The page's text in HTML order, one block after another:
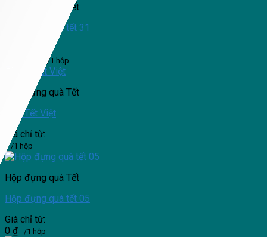
Hộp đựng quà Tết
Hộp đựng quà tết 31
/1 hộp
Hộp đựng quà Tết
Hộp Tết Việt
Giá chỉ từ:
/1 hộp
Hộp đựng quà Tết
Hộp đựng quà tết 05
Giá chỉ từ:
0 ₫ /1 hộp